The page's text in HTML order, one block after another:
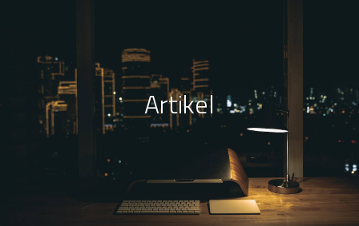
Artikel